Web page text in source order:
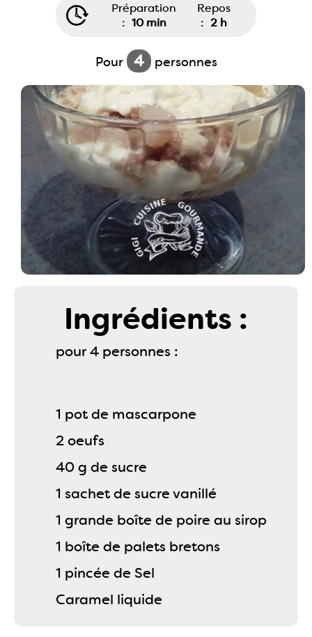
Préparation
: 10 min
Repos
: 2 h
Pour 4 personnes
Ingrédients :
pour 4 personnes :
1 pot de mascarpone
2 oeufs
40 g de sucre
1 sachet de sucre vanillé
1 grande boîte de poire au sirop
1 boîte de palets bretons
1 pincée de Sel
Caramel liquide